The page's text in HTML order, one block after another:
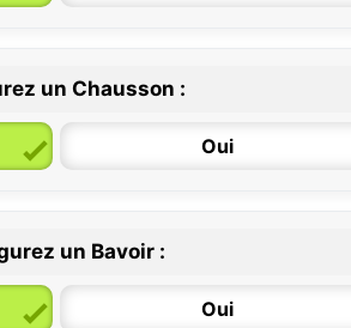
6 / 12 mois
un Chausson :
Oui
un Bavoir :
Oui